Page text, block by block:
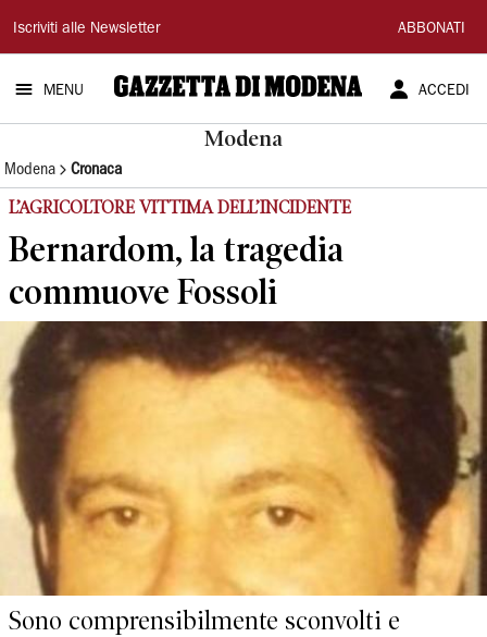
Gazzetta
di
Modena
Iscriviti alle Newsletter ABBONATI
MENU ACCEDI
Modena
Modena Cronaca
L’AGRICOLTORE VITTIMA DELL’INCIDENTE
Bernardom, la tragedia
commuove Fossoli
Sono comprensibilmente sconvolti e